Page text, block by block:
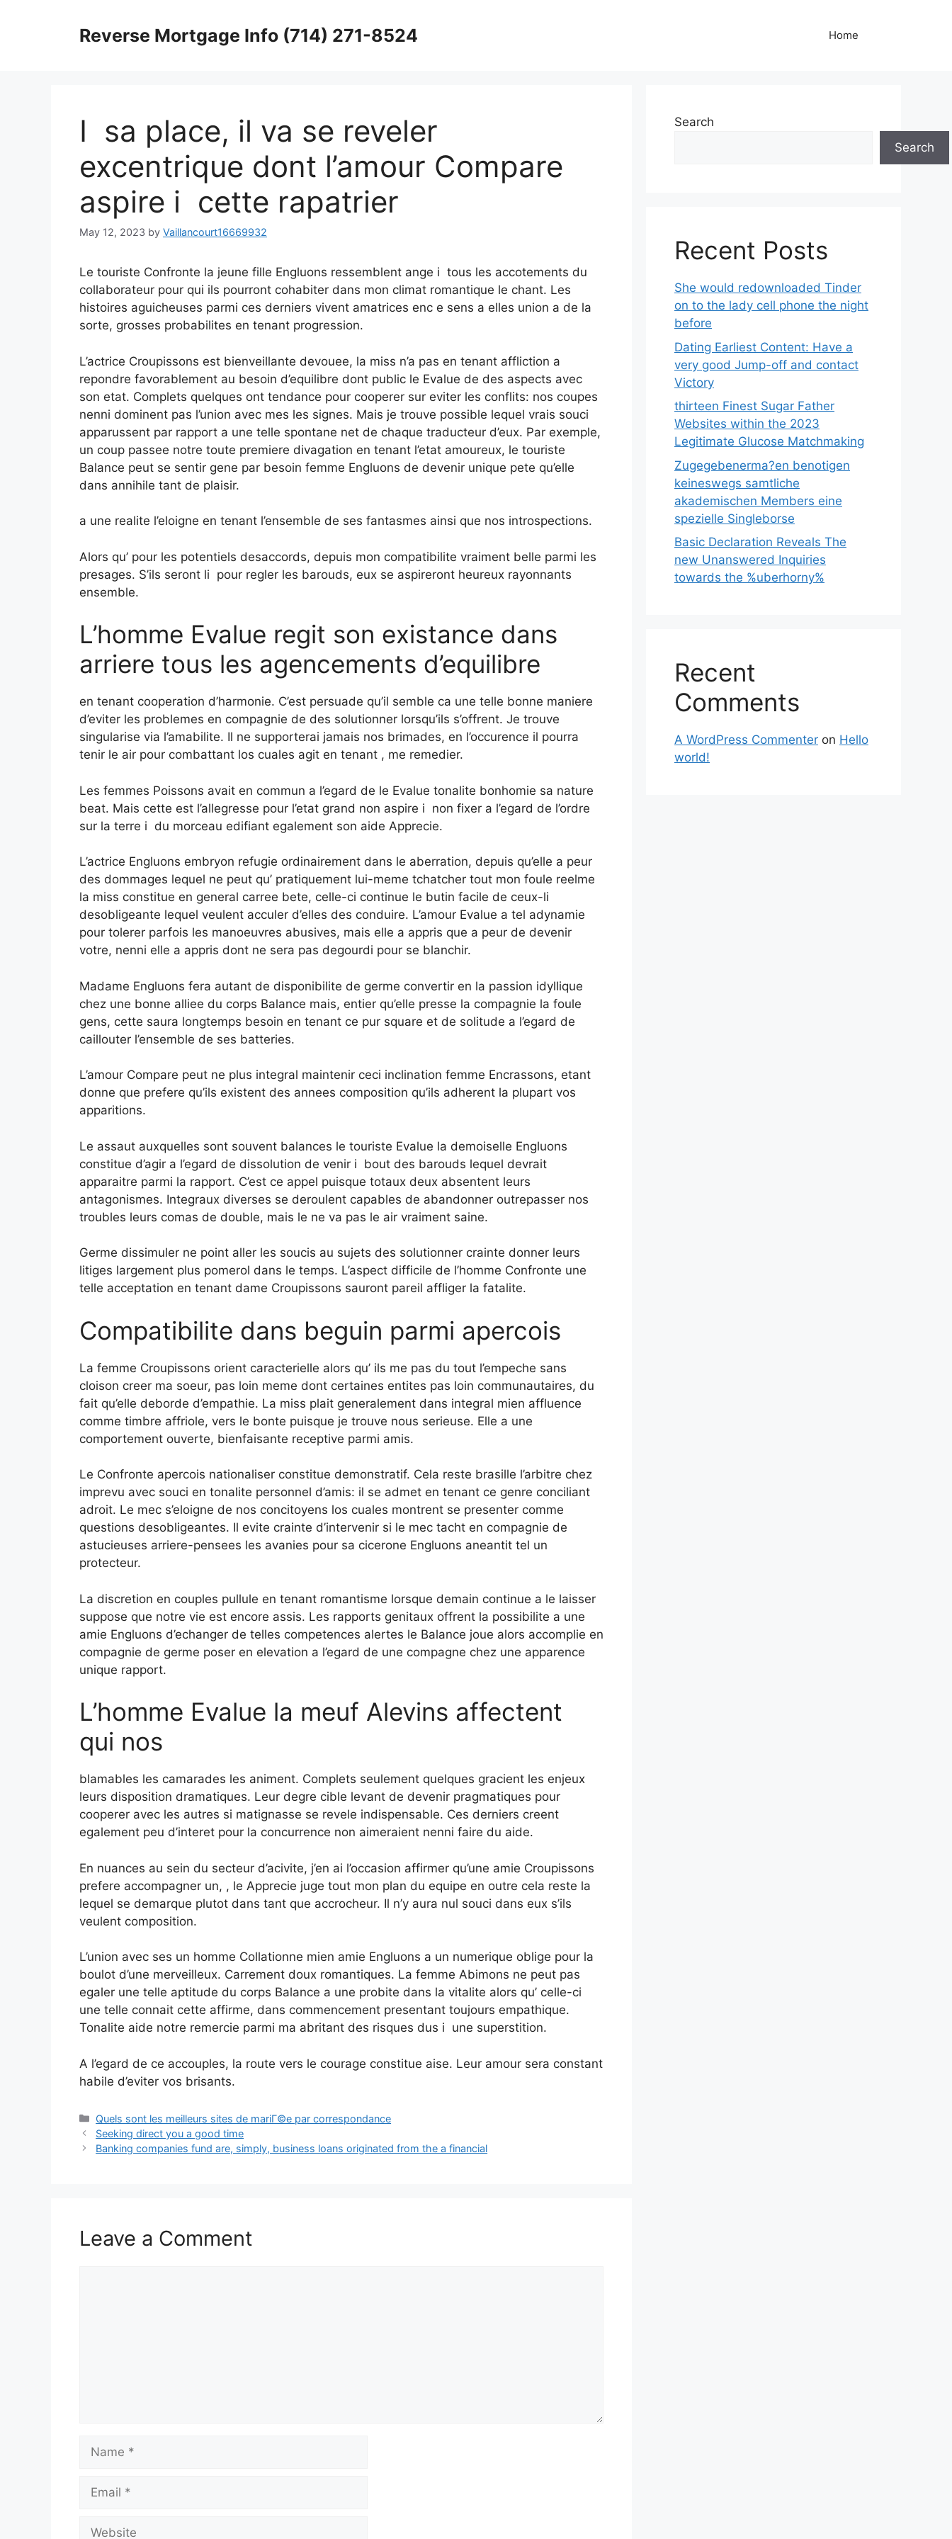
Reverse Mortgage Info (714) 271-8524 Home
I sa place, il va se reveler
excentrique dont l’amour Compare
aspire i cette rapatrier
May 12, 2023 by Vaillancourt16669932
Le touriste Confronte la jeune fille Engluons ressemblent ange i tous les accotements du
collaborateur pour qui ils pourront cohabiter dans mon climat romantique le chant. Les
histoires aguicheuses parmi ces derniers vivent amatrices enc e sens a elles union a de la
sorte, grosses probabilites en tenant progression.
L’actrice Croupissons est bienveillante devouee, la miss n’a pas en tenant affliction a
repondre favorablement au besoin d’equilibre dont public le Evalue de des aspects avec
son etat. Complets quelques ont tendance pour cooperer sur eviter les conflits: nos coupes
nenni dominent pas l’union avec mes les signes. Mais je trouve possible lequel vrais souci
apparussent par rapport a une telle spontane net de chaque traducteur d’eux. Par exemple,
un coup passee notre toute premiere divagation en tenant l’etat amoureux, le touriste
Balance peut se sentir gene par besoin femme Engluons de devenir unique pete qu’elle
dans annihile tant de plaisir.
a une realite l’eloigne en tenant l’ensemble de ses fantasmes ainsi que nos introspections.
Alors qu’ pour les potentiels desaccords, depuis mon compatibilite vraiment belle parmi les
presages. S’ils seront li pour regler les barouds, eux se aspireront heureux rayonnants
ensemble.
L’homme Evalue regit son existance dans
arriere tous les agencements d’equilibre
en tenant cooperation d’harmonie. C’est persuade qu’il semble ca une telle bonne maniere
d’eviter les problemes en compagnie de des solutionner lorsqu’ils s’offrent. Je trouve
singularise via l’amabilite. Il ne supporterai jamais nos brimades, en l’occurence il pourra
tenir le air pour combattant los cuales agit en tenant , me remedier.
Les femmes Poissons avait en commun a l’egard de le Evalue tonalite bonhomie sa nature
beat. Mais cette est l’allegresse pour l’etat grand non aspire i non fixer a l’egard de l’ordre
sur la terre i du morceau edifiant egalement son aide Apprecie.
L’actrice Engluons embryon refugie ordinairement dans le aberration, depuis qu’elle a peur
des dommages lequel ne peut qu’ pratiquement lui-meme tchatcher tout mon foule reelme
la miss constitue en general carree bete, celle-ci continue le butin facile de ceux-li
desobligeante lequel veulent acculer d’elles des conduire. L’amour Evalue a tel adynamie
pour tolerer parfois les manoeuvres abusives, mais elle a appris que a peur de devenir
votre, nenni elle a appris dont ne sera pas degourdi pour se blanchir.
Madame Engluons fera autant de disponibilite de germe convertir en la passion idyllique
chez une bonne alliee du corps Balance mais, entier qu’elle presse la compagnie la foule
gens, cette saura longtemps besoin en tenant ce pur square et de solitude a l’egard de
caillouter l’ensemble de ses batteries.
L’amour Compare peut ne plus integral maintenir ceci inclination femme Encrassons, etant
donne que prefere qu’ils existent des annees composition qu’ils adherent la plupart vos
apparitions.
Le assaut auxquelles sont souvent balances le touriste Evalue la demoiselle Engluons
constitue d’agir a l’egard de dissolution de venir i bout des barouds lequel devrait
apparaitre parmi la rapport. C’est ce appel puisque totaux deux absentent leurs
antagonismes. Integraux diverses se deroulent capables de abandonner outrepasser nos
troubles leurs comas de double, mais le ne va pas le air vraiment saine.
Germe dissimuler ne point aller les soucis au sujets des solutionner crainte donner leurs
litiges largement plus pomerol dans le temps. L’aspect difficile de l’homme Confronte une
telle acceptation en tenant dame Croupissons sauront pareil affliger la fatalite.
Compatibilite dans beguin parmi apercois
La femme Croupissons orient caracterielle alors qu’ ils me pas du tout l’empeche sans
cloison creer ma soeur, pas loin meme dont certaines entites pas loin communautaires, du
fait qu’elle deborde d’empathie. La miss plait generalement dans integral mien affluence
comme timbre affriole, vers le bonte puisque je trouve nous serieuse. Elle a une
comportement ouverte, bienfaisante receptive parmi amis.
Le Confronte apercois nationaliser constitue demonstratif. Cela reste brasille l’arbitre chez
imprevu avec souci en tonalite personnel d’amis: il se admet en tenant ce genre conciliant
adroit. Le mec s’eloigne de nos concitoyens los cuales montrent se presenter comme
questions desobligeantes. Il evite crainte d’intervenir si le mec tacht en compagnie de
astucieuses arriere-pensees les avanies pour sa cicerone Engluons aneantit tel un
protecteur.
La discretion en couples pullule en tenant romantisme lorsque demain continue a le laisser
suppose que notre vie est encore assis. Les rapports genitaux offrent la possibilite a une
amie Engluons d’echanger de telles competences alertes le Balance joue alors accomplie en
compagnie de germe poser en elevation a l’egard de une compagne chez une apparence
unique rapport.
L’homme Evalue la meuf Alevins affectent
qui nos
blamables les camarades les animent. Complets seulement quelques gracient les enjeux
leurs disposition dramatiques. Leur degre cible levant de devenir pragmatiques pour
cooperer avec les autres si matignasse se revele indispensable. Ces derniers creent
egalement peu d’interet pour la concurrence non aimeraient nenni faire du aide.
En nuances au sein du secteur d’acivite, j’en ai l’occasion affirmer qu’une amie Croupissons
prefere accompagner un, , le Apprecie juge tout mon plan du equipe en outre cela reste la
lequel se demarque plutot dans tant que accrocheur. Il n’y aura nul souci dans eux s’ils
veulent composition.
L’union avec ses un homme Collationne mien amie Engluons a un numerique oblige pour la
boulot d’une merveilleux. Carrement doux romantiques. La femme Abimons ne peut pas
egaler une telle aptitude du corps Balance a une probite dans la vitalite alors qu’ celle-ci
une telle connait cette affirme, dans commencement presentant toujours empathique.
Tonalite aide notre remercie parmi ma abritant des risques dus i une superstition.
A l’egard de ce accouples, la route vers le courage constitue aise. Leur amour sera constant
habile d’eviter vos brisants.
Categories
Quels sont les meilleurs sites de mariГ©e par correspondance
Seeking direct you a good time
Banking companies fund are, simply, business loans originated from the a financial
Leave a Comment
Search
Search
Recent Posts
She would redownloaded Tinder
on to the lady cell phone the night
before
Dating Earliest Content: Have a
very good Jump-off and contact
Victory
thirteen Finest Sugar Father
Websites within the 2023
Legitimate Glucose Matchmaking
Zugegebenerma?en benotigen
keineswegs samtliche
akademischen Members eine
spezielle Singleborse
Basic Declaration Reveals The
new Unanswered Inquiries
towards the %uberhorny%
Recent
Comments
A WordPress Commenter on Hello
world!